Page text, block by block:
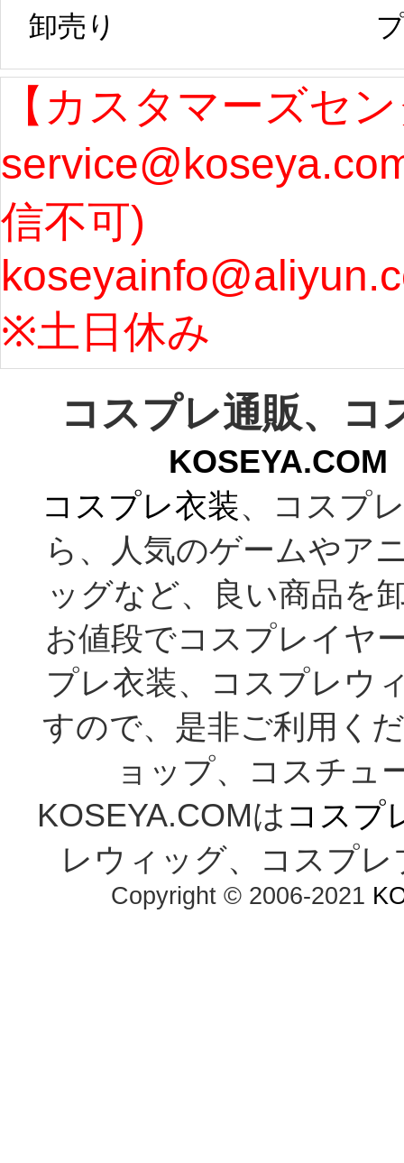
発送予定となり
ます。 ...[more]
たし
ル期
まで
う...
卸売り
【カスタマーズセ
信不可)
※土日休み
コスプレ通販、コ
コスプレ衣装、コスプ
ら、人気のゲームやア
ッグなど、良い商品を
お値段でコスプレイヤ
プレ衣装、コスプレウ
すので、是非ご利用く
ョップ、コスチュ
KOSEYA.COMは コスプ
レウィッグ、コスプ
Copyright © 2006-2021